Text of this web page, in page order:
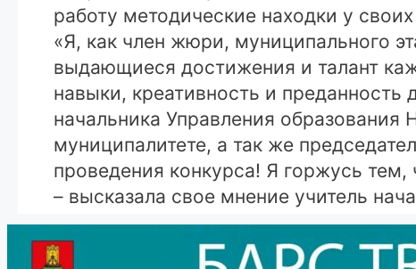
работу методические находки у
«Я, как член жюри, муниципального
выдающиеся достижения и талант
навыки, креативность и преданность
начальника Управления
муниципалитете, а так же
проведения конкурса! Я горжусь тем,
– высказала свое мнение учитель